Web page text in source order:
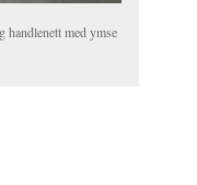
handlenett med ymse